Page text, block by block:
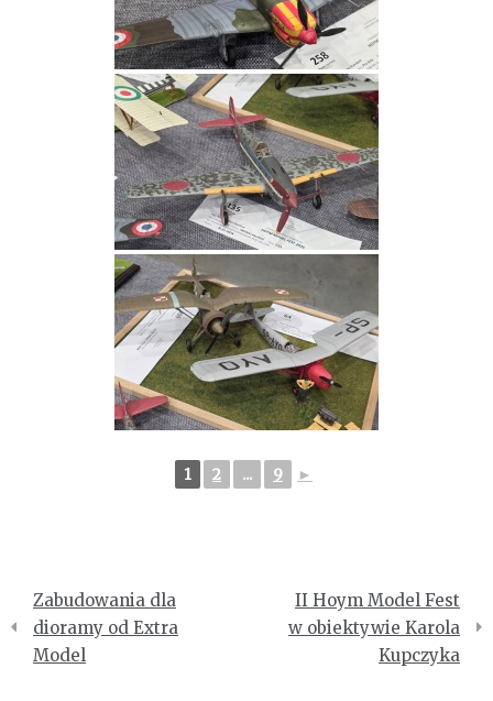
1 2 ... 9 ►
Nawigacja
wpisu
Zabudowania dla
dioramy od Extra
Model
II Hoym Model Fest
w obiektywie Karola
Kupczyka